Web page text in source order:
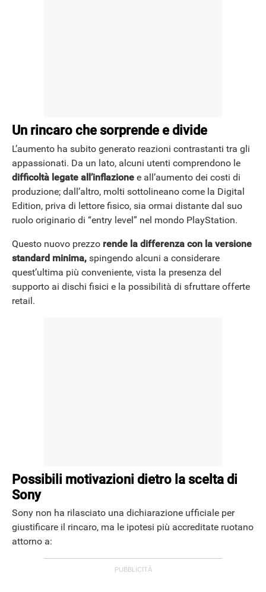
Un rincaro che sorprende e divide
L’aumento ha subito generato reazioni contrastanti tra gli
appassionati. Da un lato, alcuni utenti comprendono le
difficoltà legate all’inflazione e all’aumento dei costi di
produzione; dall’altro, molti sottolineano come la Digital
Edition, priva di lettore fisico, sia ormai distante dal suo
ruolo originario di “entry level” nel mondo PlayStation.
Questo nuovo prezzo rende la differenza con la versione
standard minima, spingendo alcuni a considerare
quest’ultima più conveniente, vista la presenza del
supporto ai dischi fisici e la possibilità di sfruttare offerte
retail.
Possibili motivazioni dietro la scelta di
Sony
Sony non ha rilasciato una dichiarazione ufficiale per
giustificare il rincaro, ma le ipotesi più accreditate ruotano
attorno a: